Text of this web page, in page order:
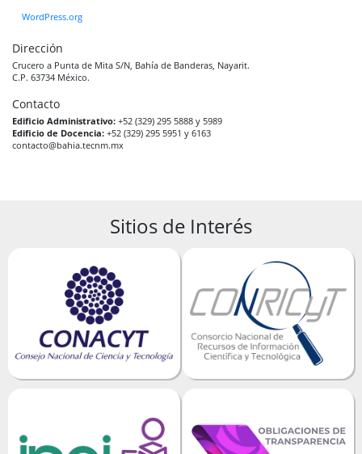
WordPress.org
Dirección
Crucero a Punta de Mita S/N, Bahía de Banderas, Nayarit.
C.P. 63734 México.
Contacto
Edificio Administrativo: +52 (329) 295 5888 y 5989
Edificio de Docencia: +52 (329) 295 5951 y 6163
contacto@bahia.tecnm.mx
Sitios de Interés